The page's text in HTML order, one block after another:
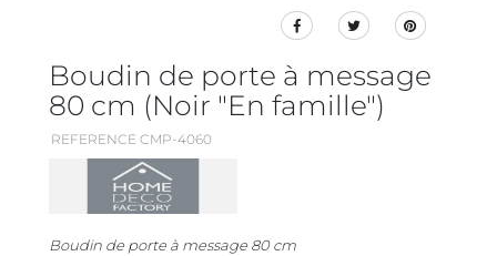
Boudin de porte à message
80 cm (Noir "En famille")
REFERENCE CMP-4060
Boudin de porte à message 80 cm